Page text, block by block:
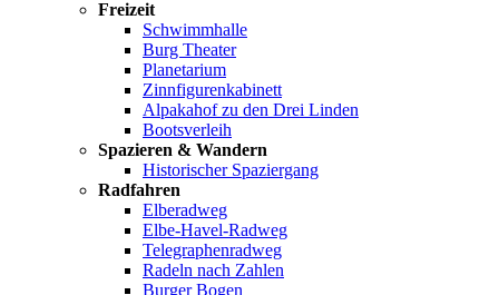
Freizeit
Schwimmhalle
Burg Theater
Planetarium
Zinnfigurenkabinett
Alpakahof zu den Drei Linden
Bootsverleih
Spazieren & Wandern
Historischer Spaziergang
Radfahren
Elberadweg
Elbe-Havel-Radweg
Telegraphenradweg
Radeln nach Zahlen
Burger Bogen